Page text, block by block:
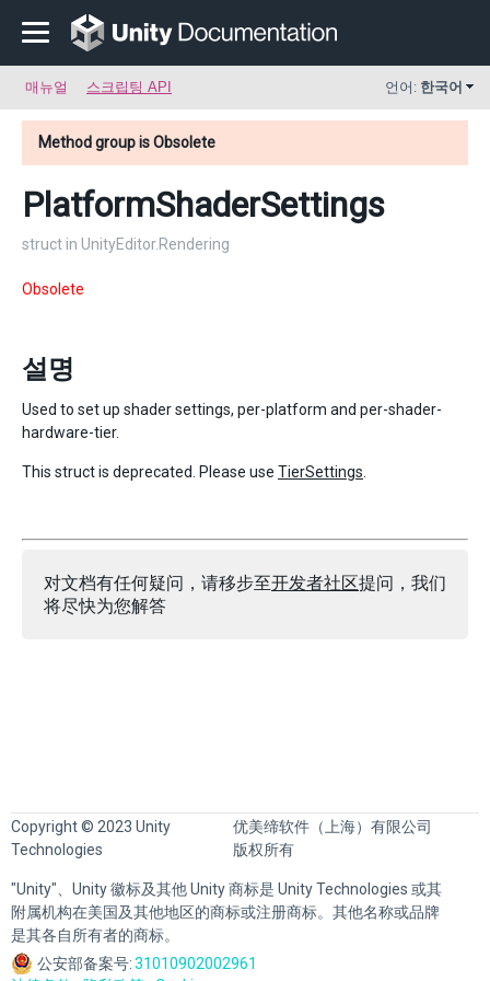
매뉴얼 스크립팅 API 언어: 한국어
Method group is Obsolete
PlatformShaderSettings
struct in UnityEditor.Rendering
Obsolete
설명
Used to set up shader settings, per-platform and per-shader-
hardware-tier.
This struct is deprecated. Please use TierSettings
对文档有任何疑问，请移步至开发者社区提问，我们
将尽快为您解答
Copyright © 2023 Unity
Technologies
优美缔软件（上海）有限公司
版权所有
"Unity"、Unity 徽标及其他 Unity 商标是 Unity Technologies 或其
附属机构在美国及其他地区的商标或注册商标。其他名称或品牌
是其各自所有者的商标。
公安部备案号:31010902002961